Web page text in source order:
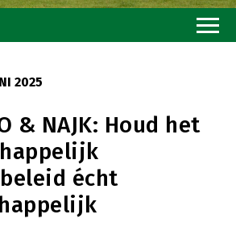
2025
& NAJK: Houd het
écht